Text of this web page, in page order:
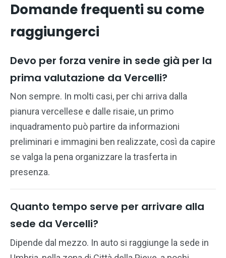
Domande frequenti su come
raggiungerci
Devo per forza venire in sede già per la
prima valutazione da Vercelli?
Non sempre. In molti casi, per chi arriva dalla
pianura vercellese e dalle risaie, un primo
inquadramento può partire da informazioni
preliminari e immagini ben realizzate, così da capire
se valga la pena organizzare la trasferta in
presenza.
Quanto tempo serve per arrivare alla
sede da Vercelli?
Dipende dal mezzo. In auto si raggiunge la sede in